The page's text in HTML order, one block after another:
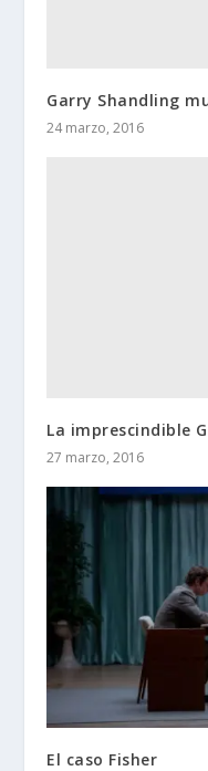
Garry Shandling
24 marzo, 2016
La imprescindible
27 marzo, 2016
El caso Fisher